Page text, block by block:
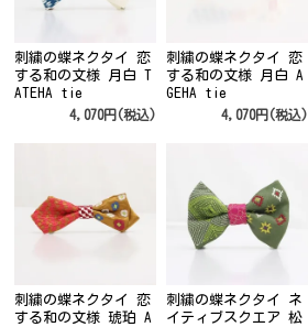
刺繍の蝶ネクタイ 恋
する和の文様 月白 T
ATEHA tie
4,070円(税込)
刺繍の蝶ネクタイ 恋
する和の文様 月白 A
GEHA tie
4,070円(税込)
刺繍の蝶ネクタイ 恋
する和の文様 琥珀 A
刺繍の蝶ネクタイ ネ
イティブスクエア 松